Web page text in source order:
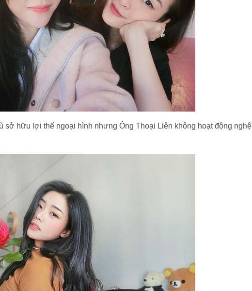
sở hữu lợi thế ngoại hình nhưng Ông Thoại Liên không hoạt động nghệ